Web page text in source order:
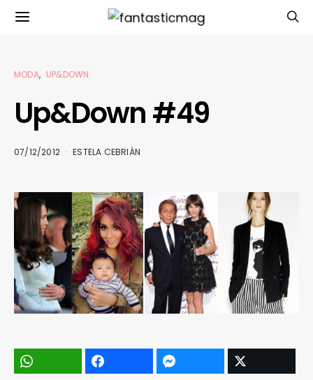
MODA UP&DOWN
Up&Down #49
07/12/2012 ESTELA CEBRIÁN